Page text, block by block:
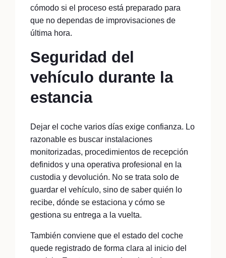
cómodo si el proceso está preparado para
que no dependas de improvisaciones de
última hora.
Seguridad del
vehículo durante la
estancia
Dejar el coche varios días exige confianza. Lo
razonable es buscar instalaciones
monitorizadas, procedimientos de recepción
definidos y una operativa profesional en la
custodia y devolución. No se trata solo de
guardar el vehículo, sino de saber quién lo
recibe, dónde se estaciona y cómo se
gestiona su entrega a la vuelta.
También conviene que el estado del coche
quede registrado de forma clara al inicio del